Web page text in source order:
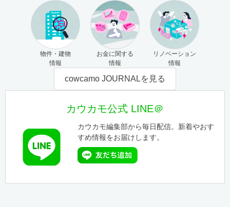
物件・建物
情報
お金に関する
情報
リノベーション
情報
cowcamo JOURNALを見る
カウカモ公式 LINE＠
カウカモ編集部から毎日配信。新着やおす
すめ情報をお届けします。